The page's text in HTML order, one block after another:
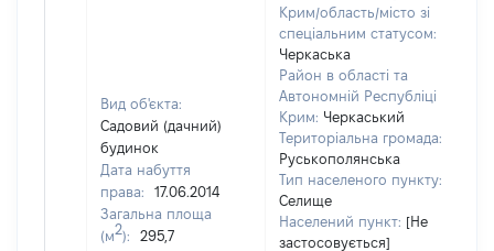
Вид об'єкта:
Садовий (дачний)
будинок
Дата набуття
права:
17.06.2014
Загальна площа
(м2):
295,7
Крим/область/місто зі
спеціальним статусом:
Черкаська
Район в області та
Автономній Республіці
Крим: Черкаський
Територіальна громада:
Руськополянська
Тип населеного пункту:
Селище
Населений пункт: [Не
застосовується]